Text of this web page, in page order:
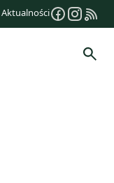
Aktualności